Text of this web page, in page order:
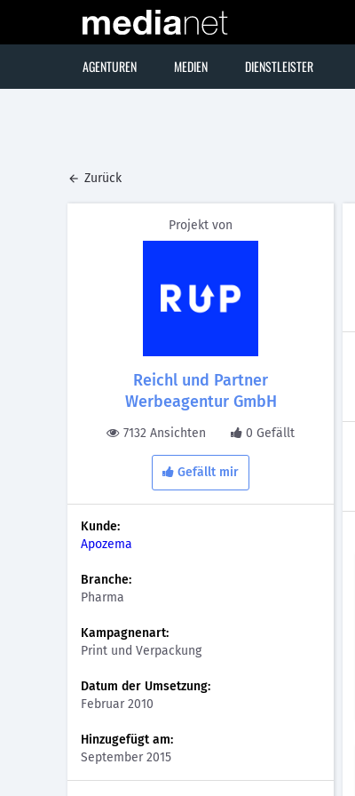
AGENTUREN MEDIEN DIENSTLEISTER
Zurück
Projekt von
Reichl und Partner
Werbeagentur GmbH
7132 Ansichten 0 Gefällt
Gefällt mir
Kunde:
Apozema
Branche:
Pharma
Kampagnenart:
Print und Verpackung
Datum der Umsetzung:
Februar 2010
Hinzugefügt am:
September 2015